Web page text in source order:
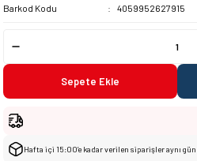
Barkod Kodu
4059952627915
Sepete Ekle
Hafta içi 15:00’e kadar verilen siparişler aynı gün